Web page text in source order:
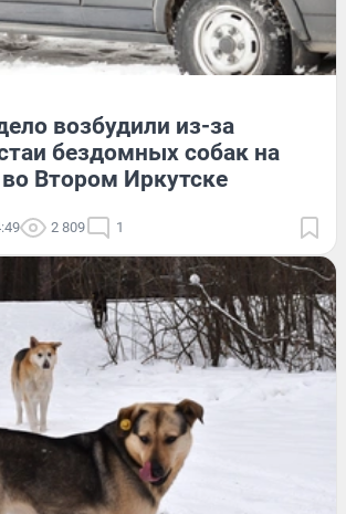
возбудили из-за
бездомных собак на
Втором Иркутске
2 809 1